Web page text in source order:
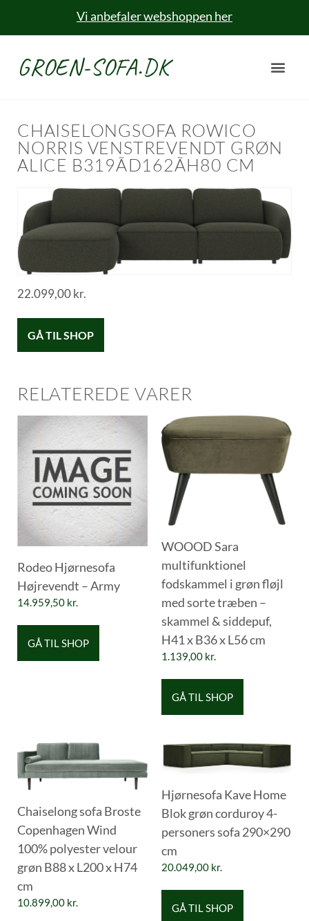
Vi anbefaler webshoppen her
GROEN-SOFA.DK
CHAISELONGSOFA ROWICO
NORRIS VENSTREVENDT GRØN
ALICE B319ÃD162ÃH80 CM
22.099,00kr.
GÅ TIL SHOP
RELATEREDE VARER
Rodeo Hjørnesofa
Højrevendt – Army
14.959,50 kr.
GÅ TIL SHOP
WOOOD Sara
multifunktionel
fodskammel i grøn fløjl
med sorte træben –
skammel & siddepuf,
H41 x B36 x L56 cm
1.139,00 kr.
GÅ TIL SHOP
Chaiselong sofa Broste
Copenhagen Wind
100% polyester velour
grøn B88 x L200 x H74
cm
10.899,00 kr.
Hjørnesofa Kave Home
Blok grøn corduroy 4-
personers sofa 290×290
cm
20.049,00 kr.
GÅ TIL SHOP